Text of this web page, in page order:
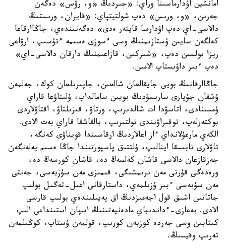
امانشين اۋدارماسىنا وراي: «جىردىڭ «و، رۋس» دەگەن
جەرىن، «و، ورىس» دەپ شولتيتپاي: «قايران، ورىستىڭ
دالاسى-اي دەپ اۋدارسا قايتەر ەدى» دەگەنىندەي، جاڭاارقاعا
كەلگەن سايىن ۇستازىمنىڭ وسى ءسوزى ەسىمە ءتۇسىپ، ارۋاعى
ريزا بولسىن دەپ، «شىركىن، قازاعىمنىڭ دارقان دالاسى-اي»
دەپ ءبىر داۋىستاپ الامىن.
جاڭاارقانىڭ بويى جايقالعان شالعىن، جاپىرىلعان كوك، جەلمەن
ۇشقان جۇپارى سارىسۋدىڭ بويىن سامالداپ، ۇلىتاۋعا قاراي
ۇمسىنادى، اتاسۋدا ات شالدىرىپ، ورتاۋ، قىزىلتاۋ، اقتاۋلاردى
بوكتەرلەپ، توقىراۋىندى تولتىرىپ، بالقاشقا قاراي بەت الادى.
الكەي مارعۇلانداي ءاز اعالاردىڭ ارقاسىندا قويناۋى كەنگە،
تاۋلارى تابىسقا اينالىپ، ۇلتتىق پاسپورتىندا جاڭا ەسىم يەلەنگەن
جەزقازعان دالاسى قاشان كەلسەڭ دە، قاشان كورسەڭ دە،
ورەدەگى قۇرتى مەن ىرىمشىگى، قىمىزى مەن سۇزبەسى، جەنتى
مەن سۇبەسى ءبىر ۇزىلمەي، داستارقانى اعىل-تەگىل بولىپ
جاتاتىن اشىق قول اجەمىزدىڭ اق پەيىلىندەي بولىپ قارسى
الادى. بەعازى-ءداندىباي مادەنيەتىنىڭ اسپان استىنداعى الىپ
كىتابىن وسى جەردە كوزبەن كورىپ، قولمەن ۇستاپ، كوڭىلمەن
تەرىپ وقيسىڭ.